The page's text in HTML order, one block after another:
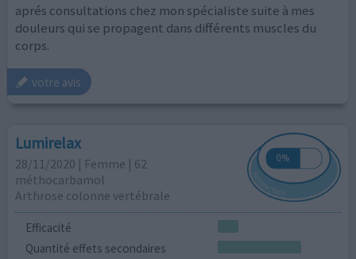
aprés consultations chez mon spécialiste suite à mes
douleurs qui se propagent dans différents muscles du
corps.
votre avis
Lumirelax
28/11/2020 | Femme | 62
méthocarbamol
Arthrose colonne vertébrale
Efficacité
Quantité effets secondaires